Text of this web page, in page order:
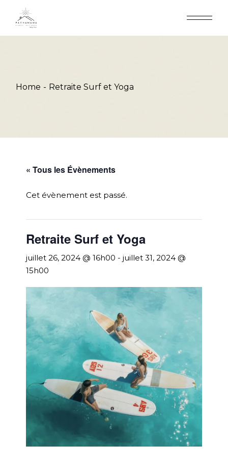
content
Home Retraite Surf et Yoga
« Tous les Évènements
Cet évènement est passé.
Retraite Surf et Yoga
juillet 26, 2024 @ 16h00 -juillet 31, 2024 @
15h00